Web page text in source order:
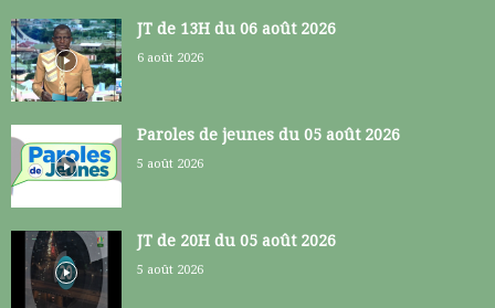
JT de 13H du 06 août 2026
6 août 2026
Paroles de jeunes du 05 août 2026
5 août 2026
JT de 20H du 05 août 2026
5 août 2026